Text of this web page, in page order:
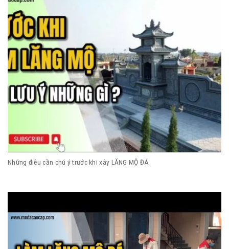
Những điều cần chú ý trước khi xây LĂNG MỘ ĐÁ